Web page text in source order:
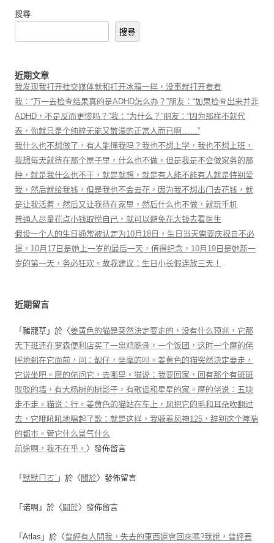
搜尋
搜尋
近期文章
我发现我打开社交媒体就和打开冰箱一样，没事就打开看看
我：“万一去检查结果真的是ADHD怎么办？”朋友：“如果检查出来并非
ADHD，不是反而更惨吗？”我：“为什么？”朋友：“因为那样不就代
表，你就只是个纯粹无能又散漫的正常人而已啊……”
我什么也不想做了，有人能懂我吗？我也不想上学，我也不想上班，
我想每天就待在那个屋子里，什么也不做。但是我是不会做家务的那
种，就是我什么也不干，就是就想，就是有人能不能有人就是特别爱
我，然后就给我钱，但是我也不会去花，因为我不想出门去花钱，就
是让我活着，然后又让我待在家里，然后什么也不做，就玩手机
普通人尽量花点小钱取悦自己，就可以避免花大钱去看医生
假设一个人的生日通常被认定为10月18日，生日当天需要庆祝自不必
提，10月17日是她上一岁的最后一天，值得纪念，10月19日是她新一
岁的第一天，务必狂欢。故我建议：生日小长假连放三天！
近期留言
「 豬籠草 」於〈姜黄色的猫是突然決定要走的，没有什么预兆，它那
天下班还在罗森便利店买了一串鸡脆骨，一个饭团，这时一个摩的佬
呼地刹在它面前，问：靓仔，坐摩的吗。姜黄色的猫突然決定要走，
它说坐吧。摩的佬问它，去哪里。猫说：我要回家，回有那个有斑斑
驳驳的墙，有大杨树的树影子，有歌谣和星星的家。摩的佬说：五块
走不走。猫说：行。姜黄色的猫站在车上，风把它的毛和耳朵吹翻过
去，它哦吼吼地唱起了歌：就是这样，我骑着风神125，辞别这个哮喘
的都市。管它什么景气什么
前途啊，我不在乎。 〉發佈留言
「 默默ㄇㄛˋ 」於〈 關於〉發佈留言
「 诺啊 」於〈 關於〉發佈留言
「 Atlas 」於〈曾經有人問我，失去的東西還會回來嗎?我說，曾經丟